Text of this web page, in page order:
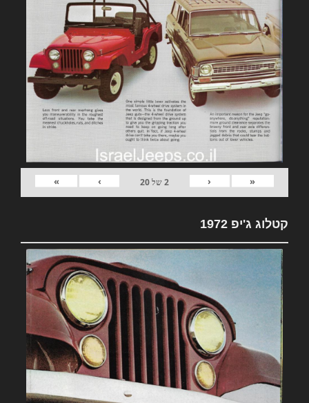
«
‹
2של20
›
»
קטלוג ג'יפ 1972